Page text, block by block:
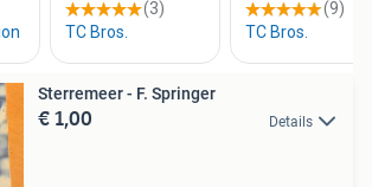
Sterremeer - F. Springer
€ 1,00 Details